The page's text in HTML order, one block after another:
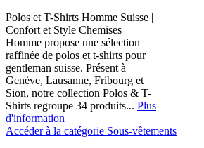
Polos et T-Shirts Homme Suisse |
Confort et Style Chemises
Homme propose une sélection
raffinée de polos et t-shirts pour
gentleman suisse. Présent à
Genève, Lausanne, Fribourg et
Sion, notre collection Polos & T-
Shirts regroupe 34 produits... Plus
d'information
Accéder à la catégorie Sous-vêtements